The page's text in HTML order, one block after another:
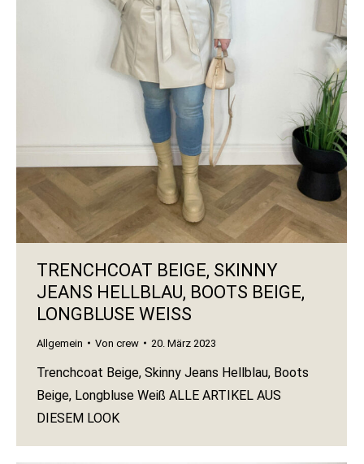
TRENCHCOAT BEIGE, SKINNY
JEANS HELLBLAU, BOOTS BEIGE,
LONGBLUSE WEISS
Allgemein Von crew 20. März 2023
Trenchcoat Beige, Skinny Jeans Hellblau, Boots
Beige, Longbluse Weiß ALLE ARTIKEL AUS
DIESEM LOOK